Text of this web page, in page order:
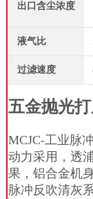
出口含尘浓度
液气比
过滤速度
五金抛光
MCJC-工业脉
动力采用，透
果，铝合金机
脉冲反吹清灰